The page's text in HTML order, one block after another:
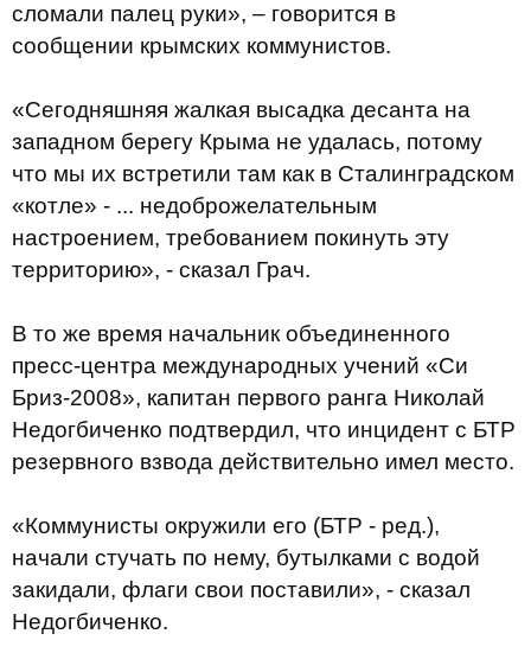
сломали палец руки», – говорится в
сообщении крымских коммунистов.
«Сегодняшняя жалкая высадка десанта на
западном берегу Крыма не удалась, потому
что мы их встретили там как в Сталинградском
«котле» - ... недоброжелательным
настроением, требованием покинуть эту
территорию», - сказал Грач.
В то же время начальник объединенного
пресс-центра международных учений «Си
Бриз-2008», капитан первого ранга Николай
Недогбиченко подтвердил, что инцидент с БТР
резервного взвода действительно имел место.
«Коммунисты окружили его (БТР - ред.),
начали стучать по нему, бутылками с водой
закидали, флаги свои поставили», - сказал
Недогбиченко.